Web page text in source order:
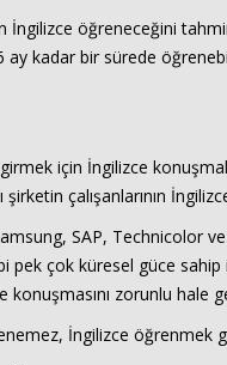
İngilizce öğreneceğini
ay kadar bir sürede
için İngilizce
çalışanlarının
SAP, Technicolor
pek çok küresel güce
konuşmasını zorunlu hale
İngilizce öğrenmek